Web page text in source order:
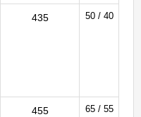
435 50 / 40
455 65 / 55